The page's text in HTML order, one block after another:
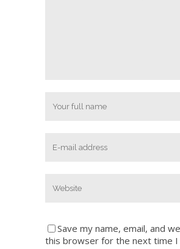
Save my name, email, and
this browser for the next time I